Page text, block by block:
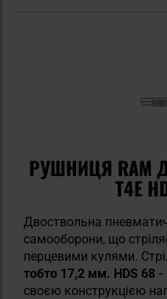
РУШНИЦЯ RAM
T4E
Двоствольна
самооборони, що
перцевими кулями.
тобто 17,2 мм. HDS 68
своєю конструкцією